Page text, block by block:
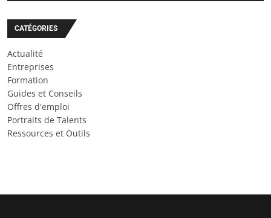
CATÉGORIES
Actualité
Entreprises
Formation
Guides et Conseils
Offres d'emploi
Portraits de Talents
Ressources et Outils